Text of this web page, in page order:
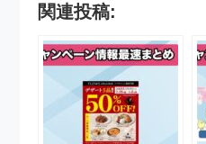
関連投稿: